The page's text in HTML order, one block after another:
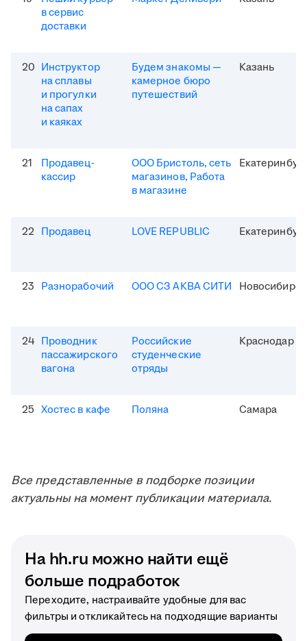
в сервис
доставки
20 Инструктор
на сплавы
и прогулки
на сапах
и каяках
Будем знакомы —
камерное бюро
путешествий
Казань
21
Продавец-
кассир
ООО Бристоль, сеть
магазинов, Работа
в магазине
22 Продавец LOVE REPUBLIC
23 Разнорабочий ООО СЗ АКВА СИТИ Новосибирск
24 Проводник
пассажирского
вагона
Российские
студенческие
отряды
Краснодар
25 Хостес в кафе Поляна Самара
Все представленные в подборке позиции
актуальны на момент публикации материала.
На hh.ru можно найти ещё
больше подработок
Переходите, настраивайте удобные для вас
фильтры и откликайтесь на подходящие варианты